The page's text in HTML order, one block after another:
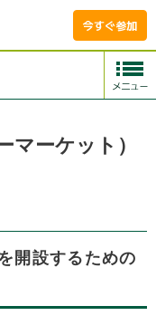
今すぐ参加
ーケット）
設するための